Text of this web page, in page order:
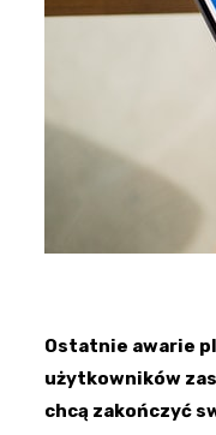
Ostatnie awarie
użytkowników
chcą zakończyć